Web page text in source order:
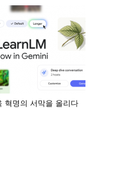
혁명의 서막을 올리다